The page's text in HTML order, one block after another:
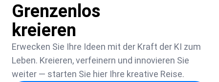
Grenzenlos
kreieren
Erwecken Sie Ihre Ideen mit der Kraft der KI zum
Leben. Kreieren, verfeinern und innovieren Sie
weiter — starten Sie hier Ihre kreative Reise.